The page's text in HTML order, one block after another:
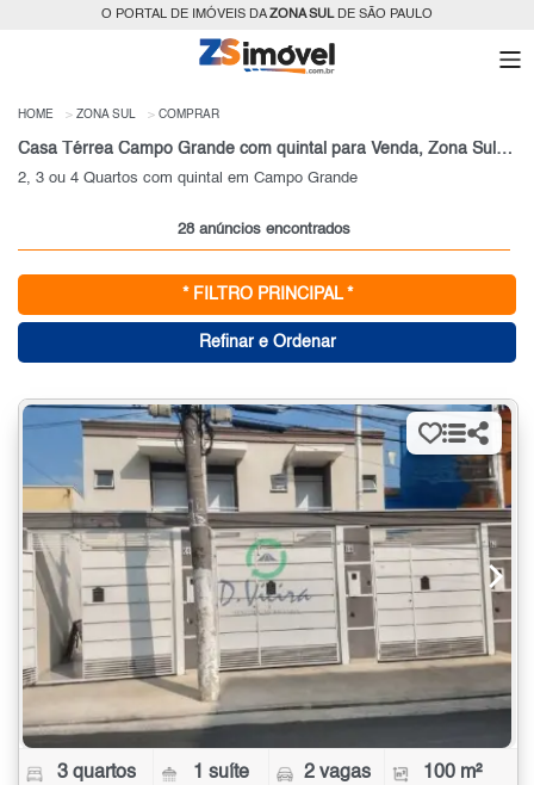
O PORTAL DE IMÓVEIS DAZONA SULDE SÃO PAULO
HOME ZONA SUL COMPRAR
Casa Térrea Campo Grande com quintal para Venda, Zona Sul, SP
2, 3 ou 4 Quartos com quintal em Campo Grande
28 anúncios encontrados
* FILTRO PRINCIPAL *
Refinar e Ordenar
3 quartos 1 suíte 2 vagas 100 m²